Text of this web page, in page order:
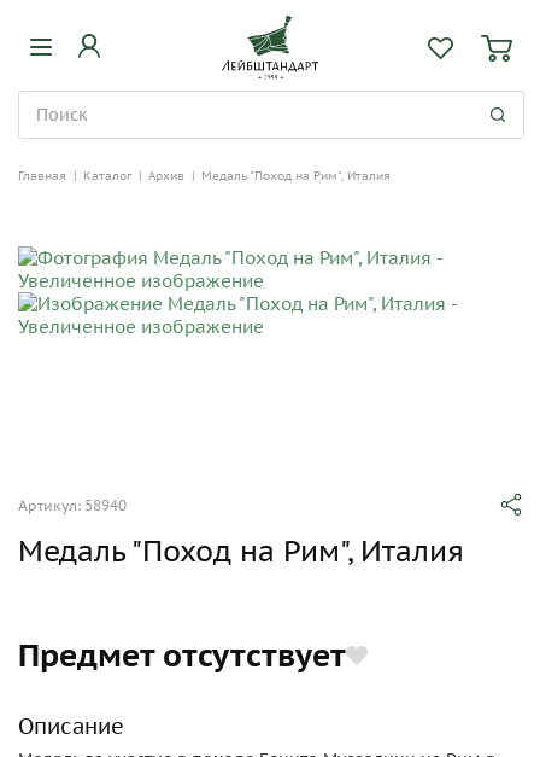
Главная | Каталог | Архив | Медаль "Поход на Рим", Италия
Артикул: 58940
Медаль "Поход на Рим", Италия
Предмет отсутствует
Описание